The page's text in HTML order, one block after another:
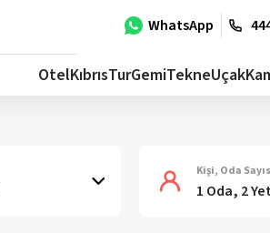
WhatsApp
OtelKıbrısTurGemiTekneUçak
Kişi, Oda
1 Oda, 2